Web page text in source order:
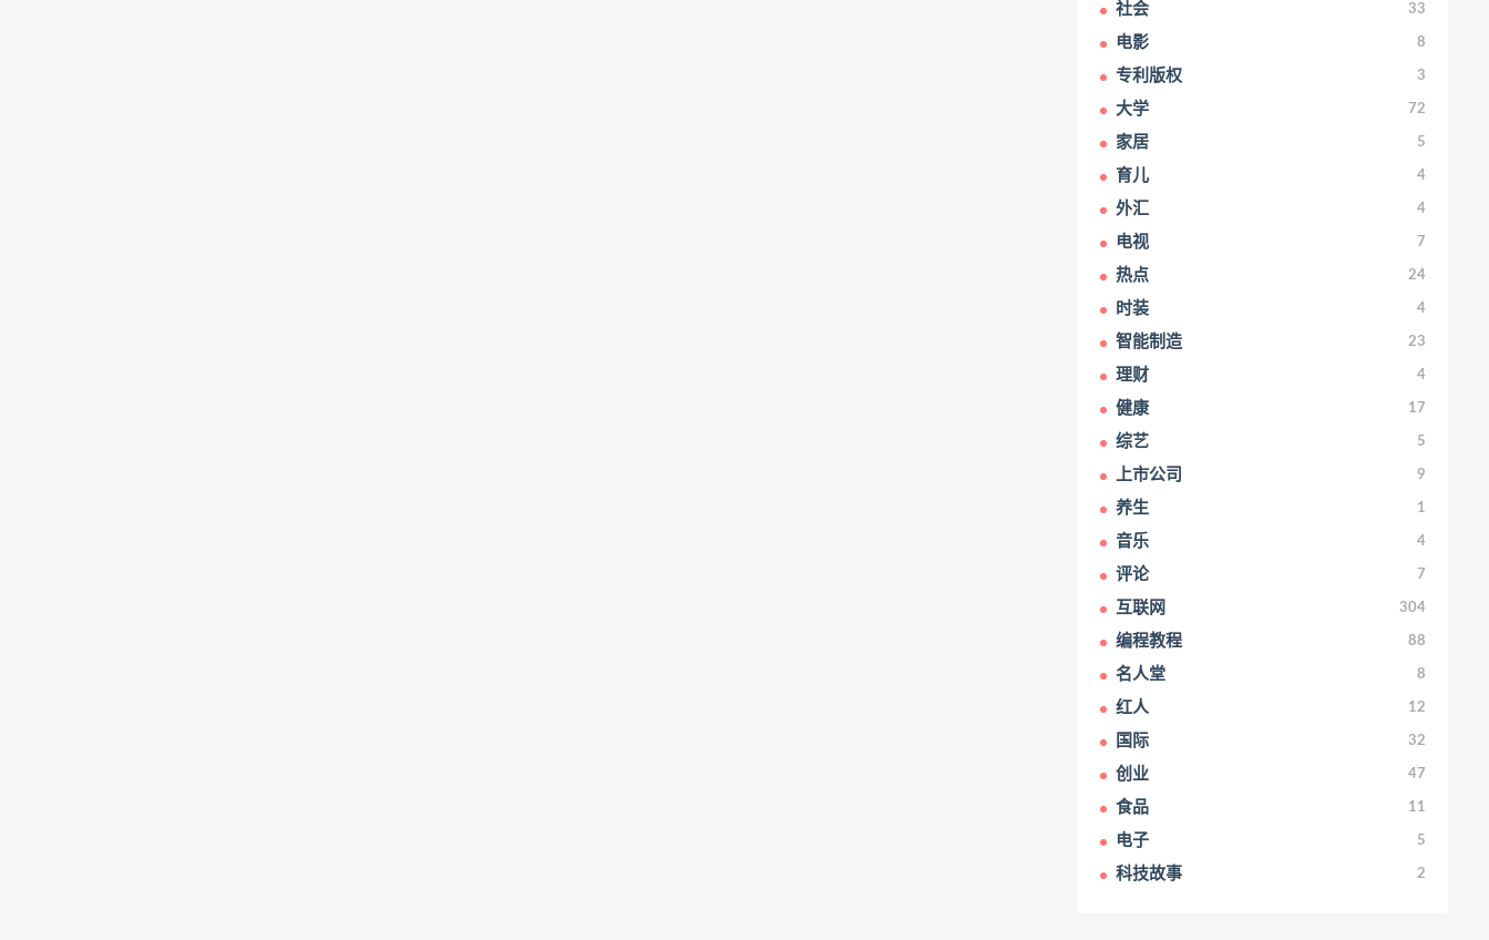
社会 33
电影 8
专利版权 3
大学 72
家居 5
育儿 4
外汇 4
电视 7
热点 24
时装 4
智能制造 23
理财 4
健康 17
综艺 5
上市公司 9
养生 1
音乐 4
评论 7
互联网 304
编程教程 88
名人堂 8
红人 12
国际 32
创业 47
食品 11
电子 5
科技故事 2